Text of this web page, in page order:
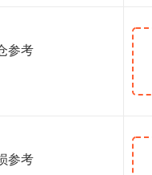
参考
参考